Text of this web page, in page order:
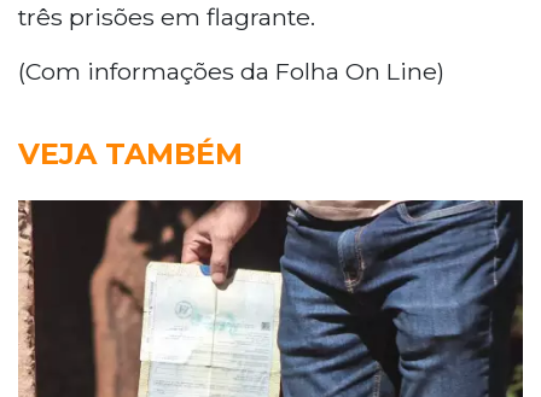
três prisões em flagrante.
(Com informações da Folha On Line)
VEJA TAMBÉM